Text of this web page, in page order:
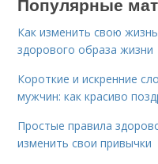
Как изменить свою
здорового образа жизни
Короткие и искренние
мужчин: как красиво
Простые правила
изменить свои привычки